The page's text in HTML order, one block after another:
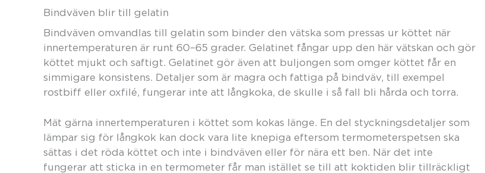
Bindväven blir till gelatin
Bindväven omvandlas till gelatin som binder den vätska som pressas ur köttet när
innertemperaturen är runt 60–65 grader. Gelatinet fångar upp den här vätskan och gör
köttet mjukt och saftigt. Gelatinet gör även att buljongen som omger köttet får en
simmigare konsistens. Detaljer som är magra och fattiga på bindväv, till exempel
rostbiff eller oxfilé, fungerar inte att långkoka, de skulle i så fall bli hårda och torra.
Mät gärna innertemperaturen i köttet som kokas länge. En del styckningsdetaljer som
lämpar sig för långkok kan dock vara lite knepiga eftersom termometerspetsen ska
sättas i det röda köttet och inte i bindväven eller för nära ett ben. När det inte
fungerar att sticka in en termometer får man istället se till att koktiden blir tillräckligt